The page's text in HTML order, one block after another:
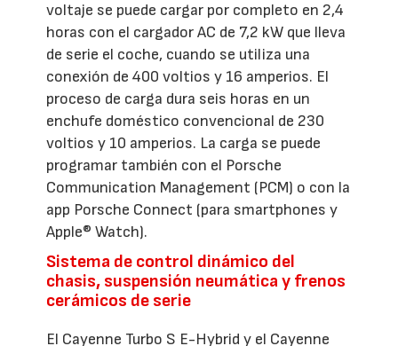
voltaje se puede cargar por completo en 2,4
horas con el cargador AC de 7,2 kW que lleva
de serie el coche, cuando se utiliza una
conexión de 400 voltios y 16 amperios. El
proceso de carga dura seis horas en un
enchufe doméstico convencional de 230
voltios y 10 amperios. La carga se puede
programar también con el Porsche
Communication Management (PCM) o con la
app Porsche Connect (para smartphones y
Apple® Watch).
Sistema de control dinámico del
chasis, suspensión neumática y frenos
cerámicos de serie
El Cayenne Turbo S E-Hybrid y el Cayenne